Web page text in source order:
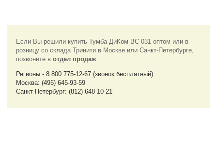
Если Вы решили купить Тумба ДиКом ВС-031 оптом или в
розницу со склада Тринити в Москве или Санкт-Петербурге,
позвоните в отдел продаж:
Регионы - 8 800 775-12-67 (звонок бесплатный)
Москва: (495) 645-93-59
Санкт-Петербург: (812) 648-10-21